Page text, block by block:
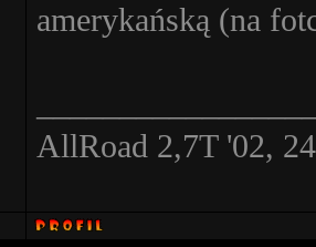
amerykańską (na
AllRoad 2,7T '02,